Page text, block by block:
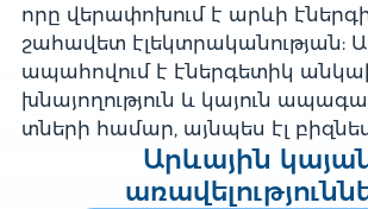
որը վերափոխում է արևի
շահավետ էլեկտրականության:
ապահովում է էներգետիկ
խնայողություն և կայուն
տների համար, այնպես էլ
Արևային